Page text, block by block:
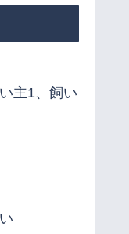
主1、飼い